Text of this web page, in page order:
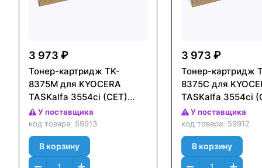
3 973 ₽
Тонер-картридж TK-
8375M для KYOCERA
TASKalfa 3554ci (CET)
Пурпурный (Magenta),
285г, 20000 стр.,
CET141668
У поставщика
код товара: 59913
В корзину
3 973 ₽
Тонер-картридж
8375C для
TASKalfa 3554ci
Голубой (Cyan),
20000 стр.,
У поставщика
код товара: 59912
В корзину